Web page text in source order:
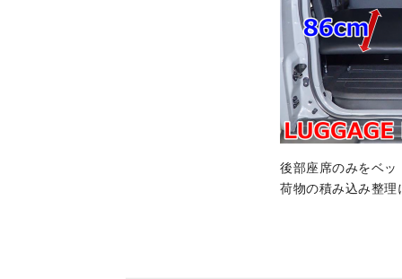
後部座席のみをベッ
荷物の積み込み整理